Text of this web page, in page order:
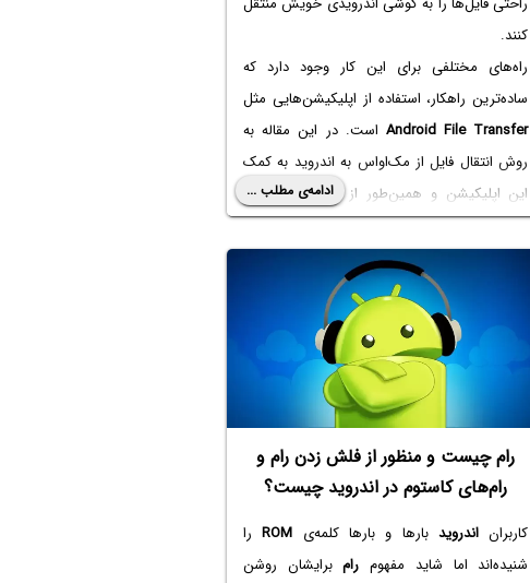
کنند.
راه‌های مختلفی برای این کار وجود دارد که
ساده‌ترین راهکار، استفاده از اپلیکیشن‌هایی مثل
Android File Transfer است. در این مقاله به
روش انتقال فایل از مک‌او‌اس به اندروید به کمک
این اپلیکیشن و همین‌طور از طریقاینترنتو
سرویس‌هایی مثلGoogle Driveمی‌پردازیم. با ما
باشید.
ادامه‌ی مطلب ...
رام چیست و منظور از فلش زدن رام و
رام‌های کاستوم در اندروید چیست؟
کاربران اندروید بارها و بارها کلمه‌ی ROMرا
شنیده‌اند اما شاید مفهوم رامبرایشان روشن